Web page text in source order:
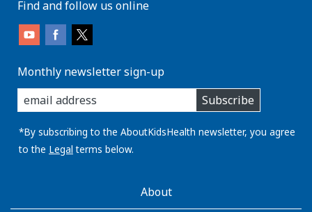
Find and follow us online
Monthly newsletter sign-up
enter
you
email
address:
Subscribe
*By subscribing to the AboutKidsHealth newsletter, you agree
to the Legal terms below.
AboutKidsHealthAbout